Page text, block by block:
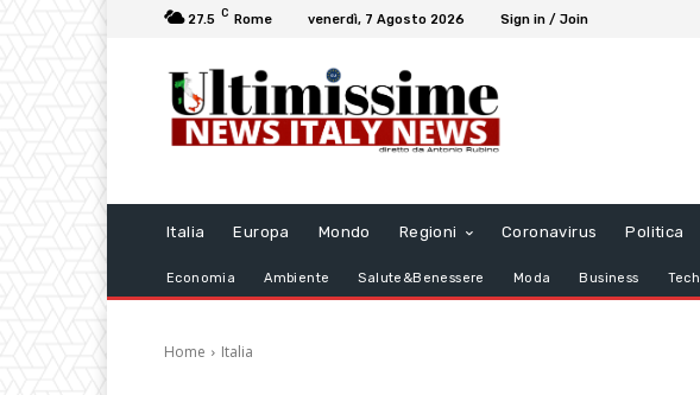
27.5 C Rome venerdì, 7 Agosto 2026 Sign in / Join
Italia Europa Mondo Regioni Coronavirus Politica
Economia Ambiente Salute&Benessere Moda Business Tech
Home Italia